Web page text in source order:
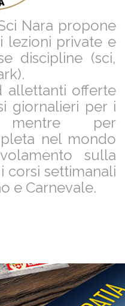
Nara propone
lezioni private e
discipline (sci,
allettanti offerte
giornalieri per i
per
nel mondo
sulla
corsi settimanali
e Carnevale.